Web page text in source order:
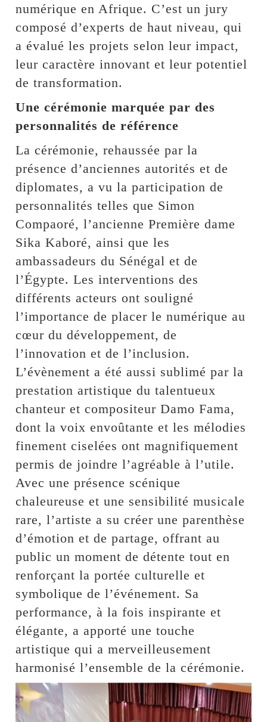
numérique en Afrique. C’est un jury
composé d’experts de haut niveau, qui
a évalué les projets selon leur impact,
leur caractère innovant et leur potentiel
de transformation.
Une cérémonie marquée par des
personnalités de référence
La cérémonie, rehaussée par la
présence d’anciennes autorités et de
diplomates, a vu la participation de
personnalités telles que Simon
Compaoré, l’ancienne Première dame
Sika Kaboré, ainsi que les
ambassadeurs du Sénégal et de
l’Égypte. Les interventions des
différents acteurs ont souligné
l’importance de placer le numérique au
cœur du développement, de
l’innovation et de l’inclusion.
L’évènement a été aussi sublimé par la
prestation artistique du talentueux
chanteur et compositeur Damo Fama,
dont la voix envoûtante et les mélodies
finement ciselées ont magnifiquement
permis de joindre l’agréable à l’utile.
Avec une présence scénique
chaleureuse et une sensibilité musicale
rare, l’artiste a su créer une parenthèse
d’émotion et de partage, offrant au
public un moment de détente tout en
renforçant la portée culturelle et
symbolique de l’événement. Sa
performance, à la fois inspirante et
élégante, a apporté une touche
artistique qui a merveilleusement
harmonisé l’ensemble de la cérémonie.